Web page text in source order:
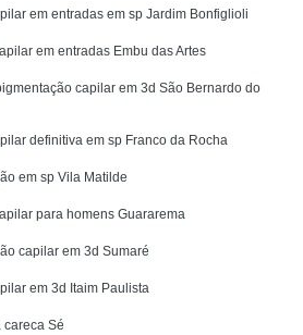
em entradas em sp Jardim Bonfiglioli
em entradas Embu das Artes
capilar em 3d São Bernardo do
definitiva em sp Franco da Rocha
em sp Vila Matilde
para homens Guararema
capilar em 3d Sumaré
em 3d Itaim Paulista
Sé